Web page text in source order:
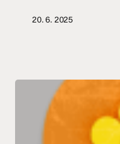
20. 6. 2025